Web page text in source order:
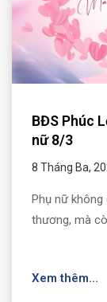
BĐS Phúc
nữ 8/3
8 Tháng Ba,
Phụ nữ
thương, mà
Xem thêm...